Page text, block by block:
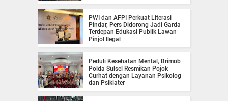
PWI dan AFPI Perkuat Literasi
Pindar, Pers Didorong Jadi Garda
Terdepan Edukasi Publik Lawan
Pinjol Ilegal
Peduli Kesehatan Mental, Brimob
Polda Sulsel Resmikan Pojok
Curhat dengan Layanan Psikolog
dan Psikiater